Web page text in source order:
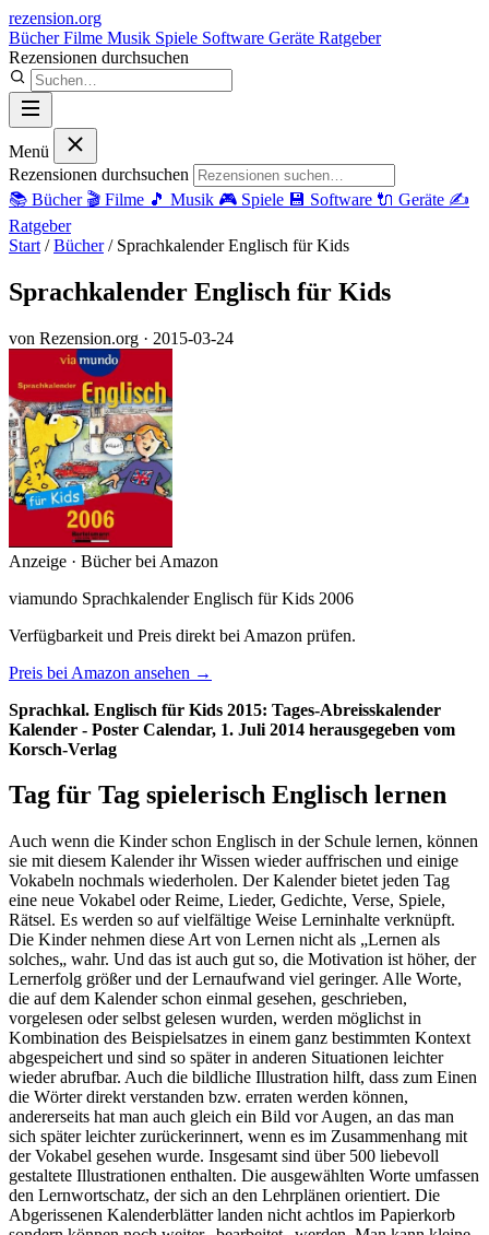
rezension.org
BücherFilme Musik Spiele Software Geräte Ratgeber
Rezensionen durchsuchen
Menü
Rezensionen durchsuchen
📚 Bücher 🎬 Filme 🎵 Musik 🎮 Spiele 💾 Software 🔌 Geräte ✍️
Ratgeber
Start / Bücher / Sprachkalender Englisch für Kids
Sprachkalender Englisch für Kids
von Rezension.org · 2015-03-24
Anzeige · Bücher bei Amazon
viamundo Sprachkalender Englisch für Kids 2006
Verfügbarkeit und Preis direkt bei Amazon prüfen.
Preis bei Amazon ansehen →
Sprachkal. Englisch für Kids 2015: Tages-Abreisskalender
Kalender - Poster Calendar, 1. Juli 2014 herausgegeben vom
Korsch-Verlag
Tag für Tag spielerisch Englisch lernen
Auch wenn die Kinder schon Englisch in der Schule lernen, können
sie mit diesem Kalender ihr Wissen wieder auffrischen und einige
Vokabeln nochmals wiederholen. Der Kalender bietet jeden Tag
eine neue Vokabel oder Reime, Lieder, Gedichte, Verse, Spiele,
Rätsel. Es werden so auf vielfältige Weise Lerninhalte verknüpft.
Die Kinder nehmen diese Art von Lernen nicht als „Lernen als
solches„ wahr. Und das ist auch gut so, die Motivation ist höher, der
Lernerfolg größer und der Lernaufwand viel geringer. Alle Worte,
die auf dem Kalender schon einmal gesehen, geschrieben,
vorgelesen oder selbst gelesen wurden, werden möglichst in
Kombination des Beispielsatzes in einem ganz bestimmten Kontext
abgespeichert und sind so später in anderen Situationen leichter
wieder abrufbar. Auch die bildliche Illustration hilft, dass zum Einen
die Wörter direkt verstanden bzw. erraten werden können,
andererseits hat man auch gleich ein Bild vor Augen, an das man
sich später leichter zurückerinnert, wenn es im Zusammenhang mit
der Vokabel gesehen wurde. Insgesamt sind über 500 liebevoll
gestaltete Illustrationen enthalten. Die ausgewählten Worte umfassen
den Lernwortschatz, der sich an den Lehrplänen orientiert. Die
Abgerissenen Kalenderblätter landen nicht achtlos im Papierkorb